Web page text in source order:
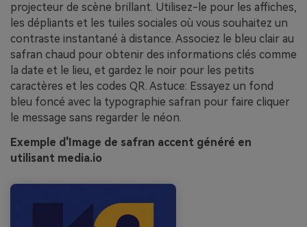
projecteur de scène brillant. Utilisez-le pour les affiches,
les dépliants et les tuiles sociales où vous souhaitez un
contraste instantané à distance. Associez le bleu clair au
safran chaud pour obtenir des informations clés comme
la date et le lieu, et gardez le noir pour les petits
caractères et les codes QR. Astuce: Essayez un fond
bleu foncé avec la typographie safran pour faire cliquer
le message sans regarder le néon.
Exemple d'Image de safran accent généré en
utilisant media.io